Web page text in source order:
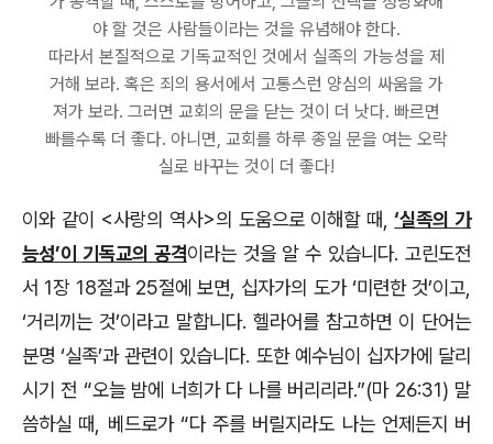
야 할 것은 사람들이라는 것을 유념해야 한다.
따라서 본질적으로 기독교적인 것에서 실족의 가능성을 제
거해 보라. 혹은 죄의 용서에서 고통스런 양심의 싸움을 가
져가 보라. 그러면 교회의 문을 닫는 것이 더 낫다. 빠르면
빠를수록 더 좋다. 아니면, 교회를 하루 종일 문을 여는 오락
실로 바꾸는 것이 더 좋다!
이와 같이 <사랑의 역사>의 도움으로 이해할 때, ‘실족의 가
능성’이 기독교의 공격이라는 것을 알 수 있습니다. 고린도전
서 1장 18절과 25절에 보면, 십자가의 도가 ‘미련한 것’이고,
‘거리끼는 것’이라고 말합니다. 헬라어를 참고하면 이 단어는
분명 ‘실족’과 관련이 있습니다. 또한 예수님이 십자가에 달리
시기 전 “오늘 밤에 너희가 다 나를 버리리라.”(마 26:31) 말
씀하실 때, 베드로가 “다 주를 버릴지라도 나는 언제든지 버